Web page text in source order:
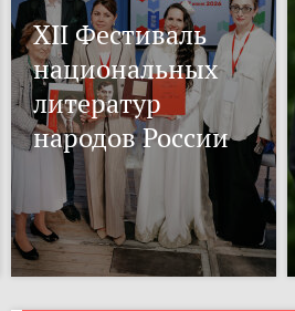
XII Фестиваль
национальных
литератур
народов России